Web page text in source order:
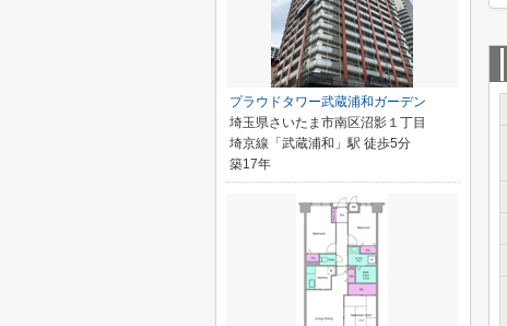
プラウドタワー武蔵浦和ガーデン
埼玉県さいたま市南区沼影１丁目
埼京線「武蔵浦和」駅 徒歩5分
築17年